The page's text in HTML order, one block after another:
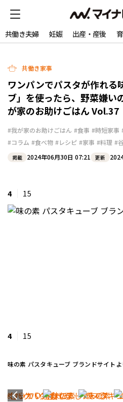
共働き夫婦 妊娠 出産・産後
共働き家事
ワンパンでパスタが作れる
ブ」を使ったら、野菜嫌い
が家のお助けごはん Vol.37
#我が家のお助けごはん #食事 #時短家事
#コラム #食べ物 #レシピ #家事 #料理 #
掲載 2024年06月30日 07:21 更新
4 15
4 15
味の素 パスタキューブ ブランドサイトよ